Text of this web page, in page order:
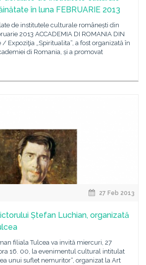
în luna FEBRUARIE 2013
de institutele culturale românești din
2013 ACCADEMIA DI ROMANIA DIN
/ Expoziţia „Spiritualita“, a fost organizată în
di Romania, și a promovat
27 Feb 2013
Ștefan Luchian, organizată
filiala Tulcea va invită miercuri, 27
16. 00, la evenimentul cultural intitulat
unui suflet nemuritor“, organizat la Art